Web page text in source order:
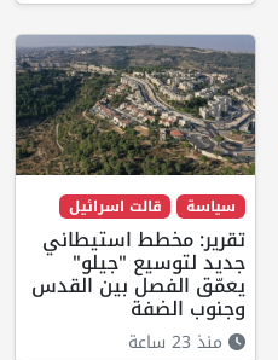
سياسة قالت اسرائيل
تقرير: مخطط استيطاني
جديد لتوسيع "جيلو"
يعمّق الفصل بين القدس
وجنوب الضفة
منذ 23 ساعة